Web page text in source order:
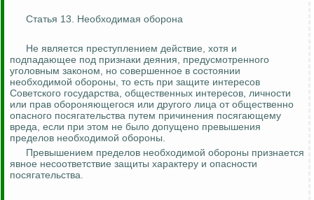
Статья 13. Необходимая оборона
Не является преступлением действие, хотя и
подпадающее под признаки деяния, предусмотренного
уголовным законом, но совершенное в состоянии
необходимой обороны, то есть при защите интересов
Советского государства, общественных интересов, личности
или прав обороняющегося или другого лица от общественно
опасного посягательства путем причинения посягающему
вреда, если при этом не было допущено превышения
пределов необходимой обороны.
Превышением пределов необходимой обороны признается
явное несоответствие защиты характеру и опасности
посягательства.